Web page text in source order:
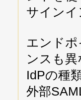
サイン
エンド
ンスも
IdPの種
外部